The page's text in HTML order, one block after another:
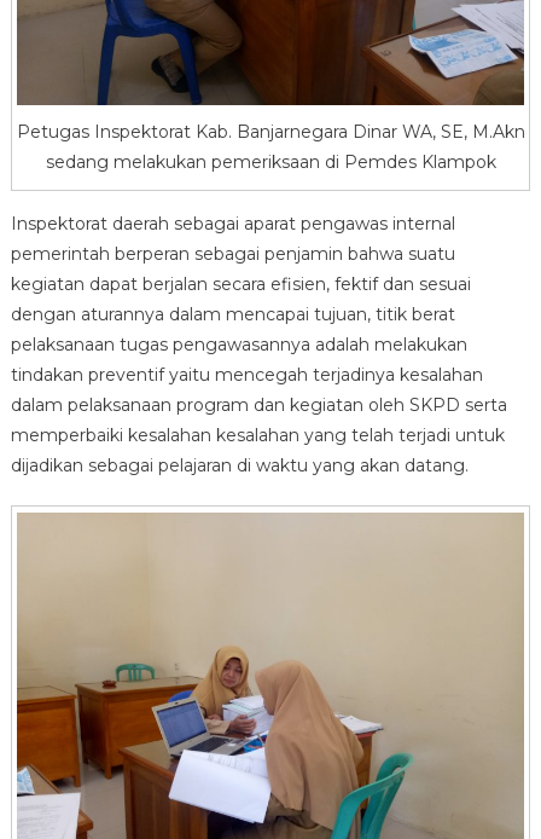
Petugas Inspektorat Kab. Banjarnegara Dinar WA, SE, M.Akn
sedang melakukan pemeriksaan di Pemdes Klampok
Inspektorat daerah sebagai aparat pengawas internal
pemerintah berperan sebagai penjamin bahwa suatu
kegiatan dapat berjalan secara efisien, fektif dan sesuai
dengan aturannya dalam mencapai tujuan, titik berat
pelaksanaan tugas pengawasannya adalah melakukan
tindakan preventif yaitu mencegah terjadinya kesalahan
dalam pelaksanaan program dan kegiatan oleh SKPD serta
memperbaiki kesalahan kesalahan yang telah terjadi untuk
dijadikan sebagai pelajaran di waktu yang akan datang.